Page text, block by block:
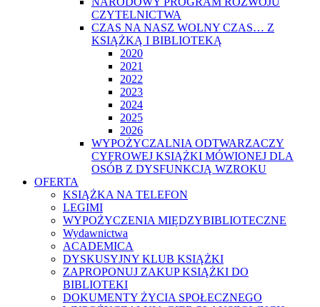
CZYTELNICTWA
CZAS NA NASZ WOLNY CZAS… Z
KSIĄŻKĄ I BIBLIOTEKĄ
2020
2021
2022
2023
2024
2025
2026
WYPOŻYCZALNIA ODTWARZACZY
CYFROWEJ KSIĄŻKI MÓWIONEJ DLA
OSÓB Z DYSFUNKCJĄ WZROKU
OFERTA
KSIĄŻKA NA TELEFON
LEGIMI
WYPOŻYCZENIA MIĘDZYBIBLIOTECZNE
Wydawnictwa
ACADEMICA
DYSKUSYJNY KLUB KSIĄŻKI
ZAPROPONUJ ZAKUP KSIĄŻKI DO
BIBLIOTEKI
DOKUMENTY ŻYCIA SPOŁECZNEGO